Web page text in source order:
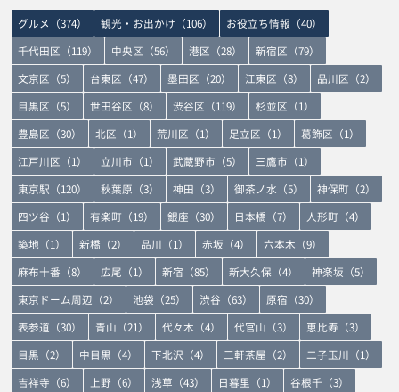
グルメ（374） 観光・お出かけ（106）
お役立ち情報（40）
千代田区（119）
中央区（56） 港区（28）
新宿区（79）
文京区（5）
台東区（47） 墨田区（20） 江東区（8）
品川区（2）
目黒区（5）
世田谷区（8） 渋谷区（119）
杉並区（1）
豊島区（30）
北区（1） 荒川区（1） 足立区（1）
葛飾区（1）
江戸川区（1）
立川市（1） 武蔵野市（5）
三鷹市（1）
東京駅（120）
秋葉原（3） 神田（3） 御茶ノ水（5）
神保町（2）
四ツ谷（1）
有楽町（19） 銀座（30） 日本橋（7）
人形町（4）
築地（1）
新橋（2） 品川（1） 赤坂（4）
六本木（9）
麻布十番（8）
広尾（1） 新宿（85） 新大久保（4）
神楽坂（5）
東京ドーム周辺（2）
池袋（25） 渋谷（63）
原宿（30）
表参道（30）
青山（21） 代々木（4） 代官山（3）
恵比寿（3）
目黒（2）
中目黒（4） 下北沢（4） 三軒茶屋（2）
二子玉川（1）
吉祥寺（6）
上野（6） 浅草（43） 日暮里（1）
谷根千（3）